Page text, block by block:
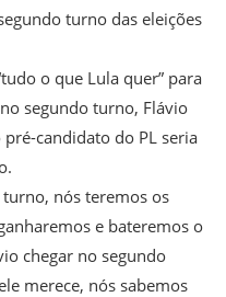
turno das eleições
o que Lula quer” para
segundo turno, Flávio
candidato do PL seria
turno, nós teremos os
e bateremos o
chegar no segundo
merece, nós sabemos